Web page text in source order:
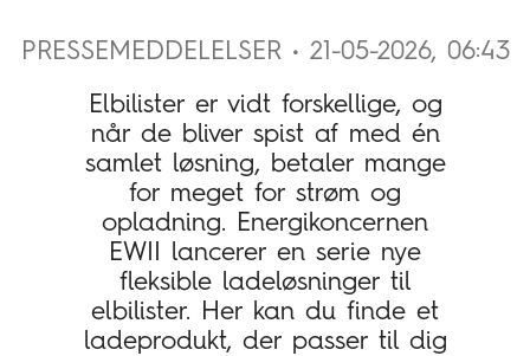
PRESSEMEDDELELSER • 21-05-2026, 06:43
Elbilister er vidt forskellige, og
når de bliver spist af med én
samlet løsning, betaler mange
for meget for strøm og
opladning. Energikoncernen
EWII lancerer en serie nye
fleksible ladeløsninger til
elbilister. Her kan du finde et
ladeprodukt, der passer til dig